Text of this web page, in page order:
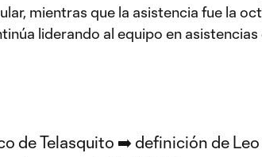
mientras que la asistencia fue la
liderando al equipo en asistencias
de Telasquito ➡️ definición de Leo